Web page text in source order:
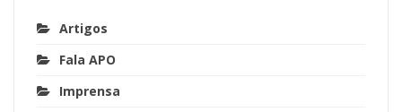
Artigos
Fala APO
Imprensa